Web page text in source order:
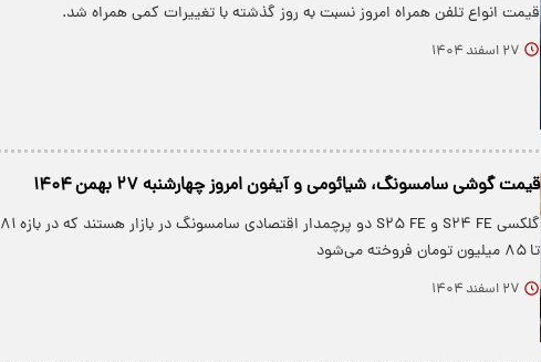
قیمت انواع تلفن همراه امروز نسبت به روز گذشته با تغییرات کمی همراه شد.
۲۷ اسفند ۱۴۰۴
قیمت گوشی سامسونگ، شیائومی و آیفون امروز چهارشنبه ۲۷ بهمن ۱۴۰۴
گلکسی S۲۴ FE و S۲۵ FE دو پرچمدار اقتصادی سامسونگ در بازار هستند که در بازه ۸۱
تا ۸۵ میلیون تومان فروخته می‌شود
۲۷ اسفند ۱۴۰۴